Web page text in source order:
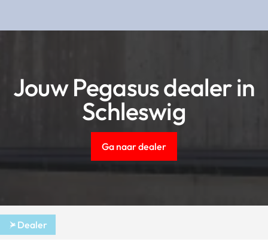
Jouw Pegasus dealer in
Schleswig
Ga naar dealer
Dealer